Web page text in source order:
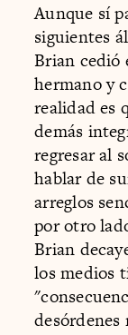
Aunque sí
siguientes
Brian cedió
hermano y
realidad es
demás
regresar al
hablar de
arreglos
por otro
Brian
los medios